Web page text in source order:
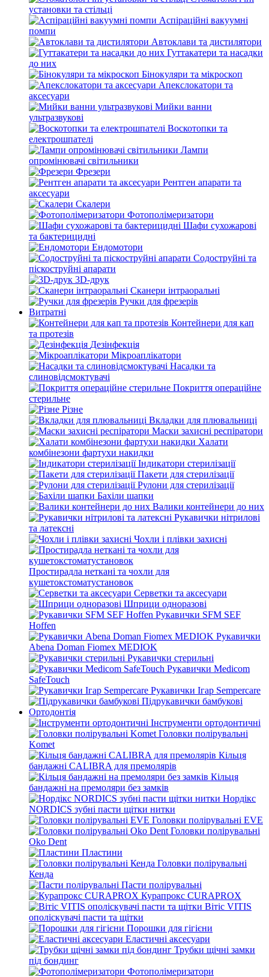
установки та стільці
Аспіраційні вакуумні
помпи
Автоклави та дистилятори
Гуттакатери та насадки
до них
Бінокуляри та мікроскоп
Апекслокатори та
аксесуари
Мийки ванни
ультразвукові
Воскотопки та
електрошпателі
Лампи
опромінювачі світильники
Фрезери
Рентген апарати та
аксесуари
Скалери
Фотополімеризатори
Шафи сухожарові
та бактерицидні
Ендомотори
Содоструйні та
піскоструйні апарати
3D-друк
Сканери інтраоральні
Ручки для фрезерів
Витратні
Контейнери для кап
та протезів
Дезінфекція
Мікроаплікатори
Насадки та
слиновідсмоктувачі
Покриття операційне
стерильне
Різне
Вкладки для плювальниці
Маски захисні респіратори
Халати
комбінезони фартухи накидки
Індикатори стерилізації
Пакети для стерилізації
Рулони для стерилізації
Бахіли шапки
Валики контейнери до них
Рукавички нітрилові
та латексні
Чохли і плівки захисні
Простирадла неткані та чохли для
кушетокстоматустановок
Серветки та аксесуари
Шприци одноразові
Рукавички SFM SEF
Hoffen
Рукавички
Abena Doman Fiomex MEDIOK
Рукавички стерильні
Рукавички Medicom
SafeTouch
Рукавички Ігар Sempercare
Підрукавички бамбукові
Ортодонтія
Інструменти ортодонтичні
Головки полірувальні
Komet
Кільця
бандажні CALIBRA для премолярів
Кільця
бандажні на премоляри без замків
Нордікс
NORDICS зубні пасти щітки нитки
Головки полірувальні EVE
Головки полірувальні
Oko Dent
Пластини
Головки полірувальні
Кенда
Пасти полірувальні
Курапрокс CURAPROX
Вітіс VITIS
ополіскувачі пасти та щітки
Порошки для гігієни
Еластичні аксесуари
Трубки щічні замки
під бондинг
Фотополімеризатори